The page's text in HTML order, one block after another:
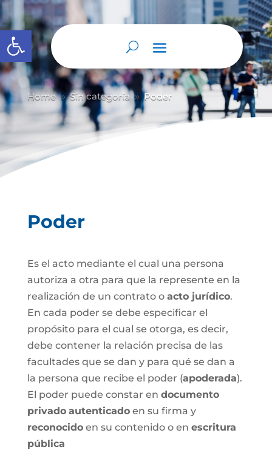
Abrir barra de herramientas
Home 9 Sin categoría 9 Poder
Poder
Es el acto mediante el cual una persona
autoriza a otra para que la represente en la
realización de un contrato o acto jurídico.
En cada poder se debe especificar el
propósito para el cual se otorga, es decir,
debe contener la relación precisa de las
facultades que se dan y para qué se dan a
la persona que recibe el poder (apoderada).
El poder puede constar en documento
privado autenticadoen su firma y
reconocidoen su contenido o en escritura
pública